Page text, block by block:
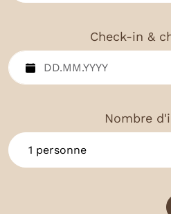
Check-in &
Nombre